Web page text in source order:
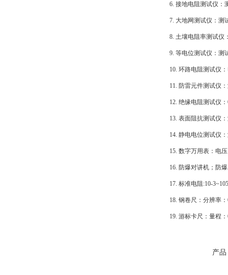
6. 接地电阻测试仪：
7. 大地网测试仪：测
8. 土壤电阻率测试仪
9. 等电位测试仪：测
10. 环路电阻测试仪
11. 防雷元件测试仪
12. 绝缘电阻测试仪
13. 表面阻抗测试仪
14. 静电电位测试仪
15. 数字万用表：电
16. 防爆对讲机；防
17. 标准电阻:10-
18. 钢卷尺：分辨率：
19. 游标卡尺：量程：
产品